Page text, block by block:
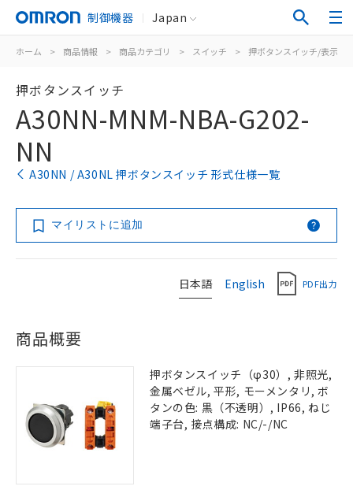
制御機器 Japan
ホーム > 商品情報 > 商品カテゴリ > スイッチ > 押ボタンスイッチ/表示灯
押ボタンスイッチ
A30NN-MNM-NBA-G202-
NN
A30NN / A30NL 押ボタンスイッチ 形式仕様一覧
マイリストに追加
日本語 English PDF出力
商品概要
押ボタンスイッチ（φ30）, 非照光,
金属ベゼル, 平形, モーメンタリ, ボ
タンの色: 黒（不透明）, IP66, ねじ
端子台, 接点構成: NC/-/NC